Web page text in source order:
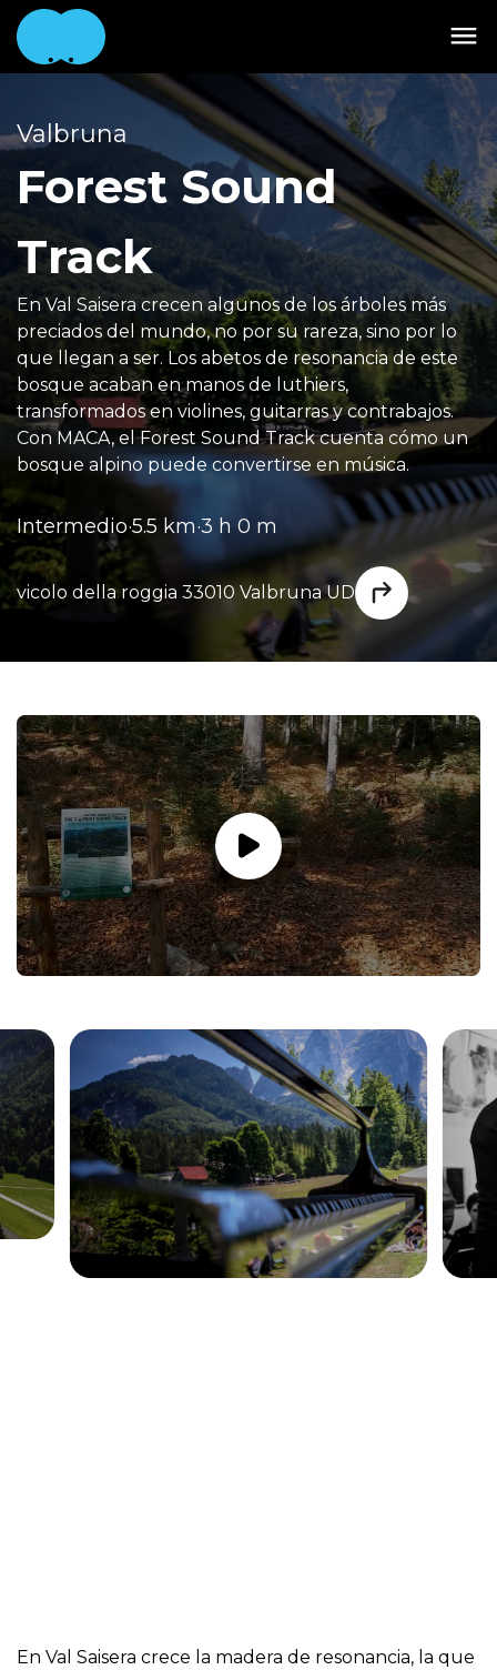
Valbruna
Forest Sound
Track
En Val Saisera crecen algunos de los árboles más
preciados del mundo, no por su rareza, sino por lo
que llegan a ser. Los abetos de resonancia de este
bosque acaban en manos de luthiers,
transformados en violines, guitarras y contrabajos.
Con MACA, el Forest Sound Track cuenta cómo un
bosque alpino puede convertirse en música.
Intermedio·5.5 km·3 h 0 m
vicolo della roggia 33010 Valbruna UD
En Val Saisera crece la madera de resonancia, la que